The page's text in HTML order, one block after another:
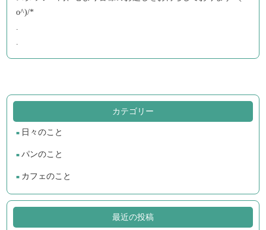
o^)/*
カテゴリー
日々のこと
パンのこと
カフェのこと
最近の投稿